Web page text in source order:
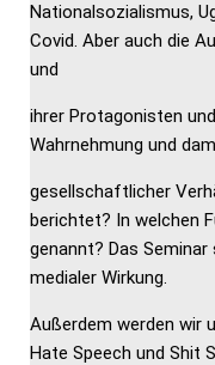
Nationalsozialismus,
Covid. Aber auch die
und
ihrer Protagonisten
Wahrnehmung und
gesellschaftlicher
berichtet? In welchen
genannt? Das
medialer Wirkung.
Außerdem werden wir
Hate Speech und Shit